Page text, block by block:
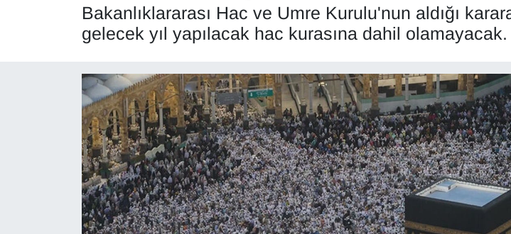
Bakanlıklararası Hac ve Umre Kurulu'nun aldığı
gelecek yıl yapılacak hac kurasına dahil olamayacak.
Deprem
Dernekler, Odalar
DÜNYA
EĞİTİM
EKONOMİ
Tüm Manşetler
Son Dakika Haberleri
Haber Arşivi